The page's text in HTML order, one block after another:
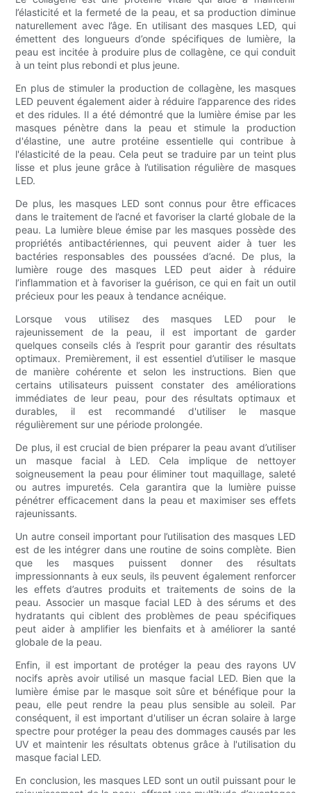
l’élasticité et la fermeté de la peau, et sa production diminue
naturellement avec l’âge. En utilisant des masques LED, qui
émettent des longueurs d’onde spécifiques de lumière, la
peau est incitée à produire plus de collagène, ce qui conduit
à un teint plus rebondi et plus jeune.
En plus de stimuler la production de collagène, les masques
LED peuvent également aider à réduire l’apparence des rides
et des ridules. Il a été démontré que la lumière émise par les
masques pénètre dans la peau et stimule la production
d'élastine, une autre protéine essentielle qui contribue à
l'élasticité de la peau. Cela peut se traduire par un teint plus
lisse et plus jeune grâce à l’utilisation régulière de masques
LED.
De plus, les masques LED sont connus pour être efficaces
dans le traitement de l’acné et favoriser la clarté globale de la
peau. La lumière bleue émise par les masques possède des
propriétés antibactériennes, qui peuvent aider à tuer les
bactéries responsables des poussées d’acné. De plus, la
lumière rouge des masques LED peut aider à réduire
l’inflammation et à favoriser la guérison, ce qui en fait un outil
précieux pour les peaux à tendance acnéique.
Lorsque vous utilisez des masques LED pour le
rajeunissement de la peau, il est important de garder
quelques conseils clés à l’esprit pour garantir des résultats
optimaux. Premièrement, il est essentiel d’utiliser le masque
de manière cohérente et selon les instructions. Bien que
certains utilisateurs puissent constater des améliorations
immédiates de leur peau, pour des résultats optimaux et
durables, il est recommandé d'utiliser le masque
régulièrement sur une période prolongée.
De plus, il est crucial de bien préparer la peau avant d’utiliser
un masque facial à LED. Cela implique de nettoyer
soigneusement la peau pour éliminer tout maquillage, saleté
ou autres impuretés. Cela garantira que la lumière puisse
pénétrer efficacement dans la peau et maximiser ses effets
rajeunissants.
Un autre conseil important pour l’utilisation des masques LED
est de les intégrer dans une routine de soins complète. Bien
que les masques puissent donner des résultats
impressionnants à eux seuls, ils peuvent également renforcer
les effets d’autres produits et traitements de soins de la
peau. Associer un masque facial LED à des sérums et des
hydratants qui ciblent des problèmes de peau spécifiques
peut aider à amplifier les bienfaits et à améliorer la santé
globale de la peau.
Enfin, il est important de protéger la peau des rayons UV
nocifs après avoir utilisé un masque facial LED. Bien que la
lumière émise par le masque soit sûre et bénéfique pour la
peau, elle peut rendre la peau plus sensible au soleil. Par
conséquent, il est important d'utiliser un écran solaire à large
spectre pour protéger la peau des dommages causés par les
UV et maintenir les résultats obtenus grâce à l'utilisation du
masque facial LED.
En conclusion, les masques LED sont un outil puissant pour le